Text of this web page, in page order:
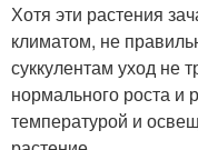
Хотя эти растения
климатом, не
суккулентам уход не
нормального роста и
температурой и